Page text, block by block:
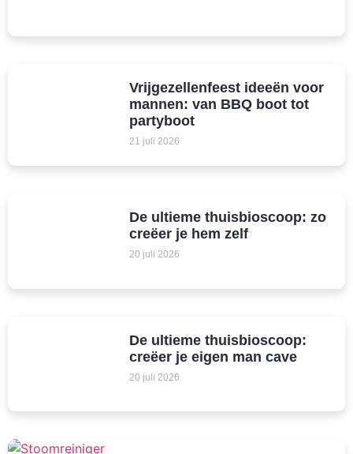
Vrijgezellenfeest ideeën voor
mannen: van BBQ boot tot
partyboot
21 juli 2026
De ultieme thuisbioscoop: zo
creëer je hem zelf
20 juli 2026
De ultieme thuisbioscoop:
creëer je eigen man cave
20 juli 2026